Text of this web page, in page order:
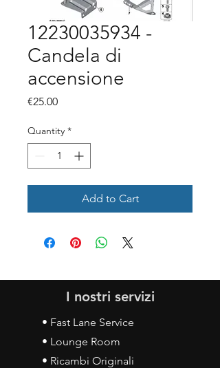
12230035934 -
Candela di
accensione
€25.00Price
Quantity *
Add to Cart
I nostri servizi
• Fast Lane Service
• Lounge Room
• Ricambi Originali